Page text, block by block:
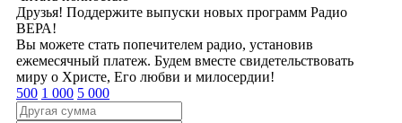
Друзья! Поддержите выпуски новых программ Радио
ВЕРА!
Вы можете стать попечителем радио, установив
ежемесячный платеж. Будем вместе свидетельствовать
миру о Христе, Его любви и милосердии!
500 1 000 5 000